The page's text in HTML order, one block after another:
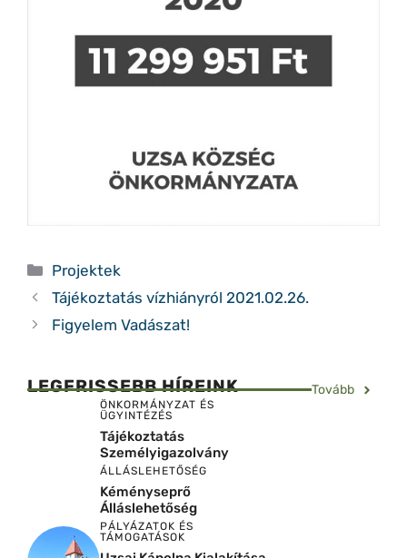
Kategória
Projektek
Tájékoztatás vízhiányról 2021.02.26.
Figyelem Vadászat!
LEGFRISSEBB HÍREINK Tovább
ÖNKORMÁNYZAT ÉS
ÜGYINTÉZÉS
Tájékoztatás
Személyigazolvány
ÁLLÁSLEHETŐSÉG
Kéményseprő
Álláslehetőség
PÁLYÁZATOK ÉS
TÁMOGATÁSOK